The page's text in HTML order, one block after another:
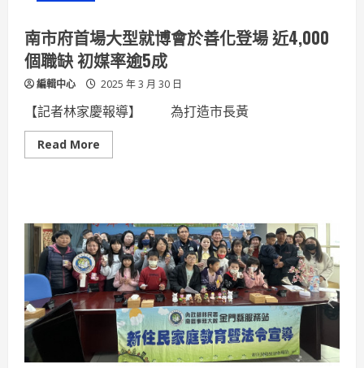
南市府首場大型就博會於善化登場 近4,000
個職缺 初媒率逾5成
編輯中心 2025 年 3 月 30 日
【記者林家慶報導】 為打造市長黃
Read More
more
場
大
型
就
博
會
於
善
化
4,000